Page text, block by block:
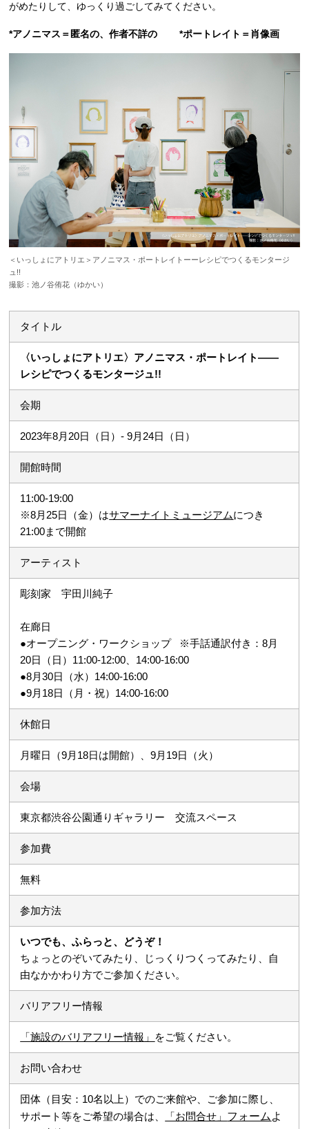
がめたりして、ゆっくり過ごしてみてください。
*アノニマス＝匿名の、作者不詳の *ポートレイト＝肖像画
＜いっしょにアトリエ＞アノニマス・ポートレイトーーレシピでつくるモンタージ
ュ!!
撮影：池ノ谷侑花（ゆかい）
タイトル
〈いっしょにアトリエ〉アノニマス・ポートレイト――
レシピでつくるモンタージュ!!
会期
2023年8月20日（日）- 9月24日（日）
開館時間
11:00‐19:00
※8月25日（金）はサマーナイトミュージアムにつき
21:00まで開館
アーティスト
彫刻家 宇田川純子
在廊日
●オープニング・ワークショップ ※手話通訳付き：8月
20日（日）11:00-12:00、14:00-16:00
●8月30日（水）14:00-16:00
●9月18日（月・祝）14:00-16:00
休館日
月曜日（9月18日は開館）、9月19日（火）
会場
東京都渋谷公園通りギャラリー 交流スペース
参加費
無料
参加方法
いつでも、ふらっと、どうぞ！
ちょっとのぞいてみたり、じっくりつくってみたり、自
由なかかわり方でご参加ください。
バリアフリー情報
「施設のバリアフリー情報」 をご覧ください。
お問い合わせ
団体（目安：10名以上）でのご来館や、ご参加に際し、
サポート等をご希望の場合は、
「お問合せ」 フォーム よ